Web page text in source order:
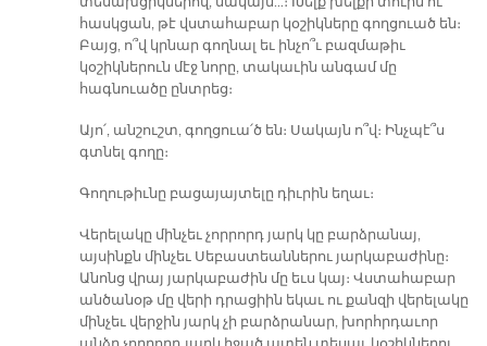
հասկցան, թէ վստահաբար կօշիկները գողցուած են։
Բայց, ո՞վ կրնար գողնալ եւ ինչո՞ւ բազմաթիւ
կօշիկներուն մէջ նորը, տակաւին անգամ մը
հագնուածը ընտրեց։
Այո՛, անշուշտ, գողցուա՛ծ են։ Սակայն ո՞վ։ Ինչպէ՞ս
գտնել գողը։
Գողութիւնը բացայայտելը դիւրին եղաւ։
Վերելակը մինչեւ չորրորդ յարկ կը բարձրանայ,
այսինքն մինչեւ Սեբաստեաններու յարկաբաժինը։
Անոնց վրայ յարկաբաժին մը եւս կայ։ Վստահաբար
անծանօթ մը վերի դրացիին եկաւ ու քանզի վերելակը
մինչեւ վերջին յարկ չի բարձրանար, խորհրդաւոր